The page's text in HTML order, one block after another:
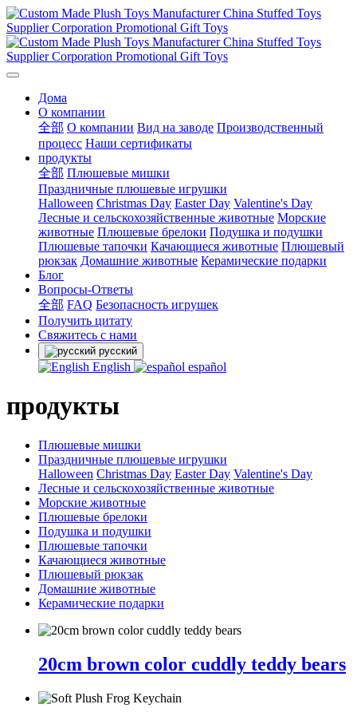
Дома
О компании
全部 О компании Вид на заводе Производственный
процесс Наши сертификаты
продукты
全部 Плюшевые мишки
Праздничные плюшевые игрушки
Halloween Christmas Day Easter Day Valentine's Day
Лесные и сельскохозяйственные животные Морские
животные Плюшевые брелоки Подушка и подушки
Плюшевые тапочки Качающиеся животные Плюшевый
рюкзак Домашние животные Керамические подарки
Блог
Вопросы-Ответы
全部 FAQ Безопасность игрушек
Получить цитату
Свяжитесь с нами
русский
English español
продукты
Плюшевые мишки
Праздничные плюшевые игрушки
Halloween Christmas Day Easter Day Valentine's Day
Лесные и сельскохозяйственные животные
Морские животные
Плюшевые брелоки
Подушка и подушки
Плюшевые тапочки
Качающиеся животные
Плюшевый рюкзак
Домашние животные
Керамические подарки
20cm brown color cuddly teddy bears